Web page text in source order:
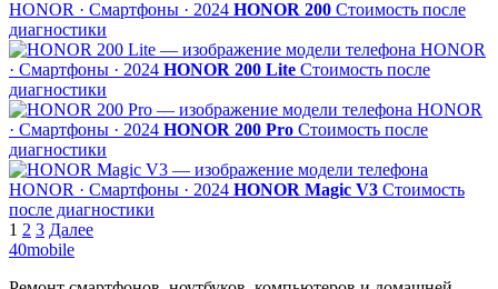
HONOR · Смартфоны · 2024 HONOR 200 Стоимость после
диагностики
HONOR
· Смартфоны · 2024 HONOR 200 Lite Стоимость после
диагностики
HONOR
· Смартфоны · 2024 HONOR 200 Pro Стоимость после
диагностики
HONOR · Смартфоны · 2024 HONOR Magic V3 Стоимость
после диагностики
Пагинация
записей
1 2 3 Далее
40mobile